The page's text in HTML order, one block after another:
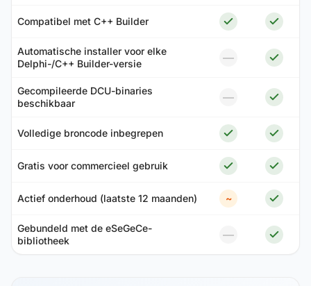
Compatibel met C++ Builder
Automatische installer voor elke
Delphi-/C++ Builder-versie
—
Gecompileerde DCU-binaries
beschikbaar
—
Volledige broncode inbegrepen
Gratis voor commercieel gebruik
Actief onderhoud (laatste 12 maanden) ~
Gebundeld met de eSeGeCe-
bibliotheek
—